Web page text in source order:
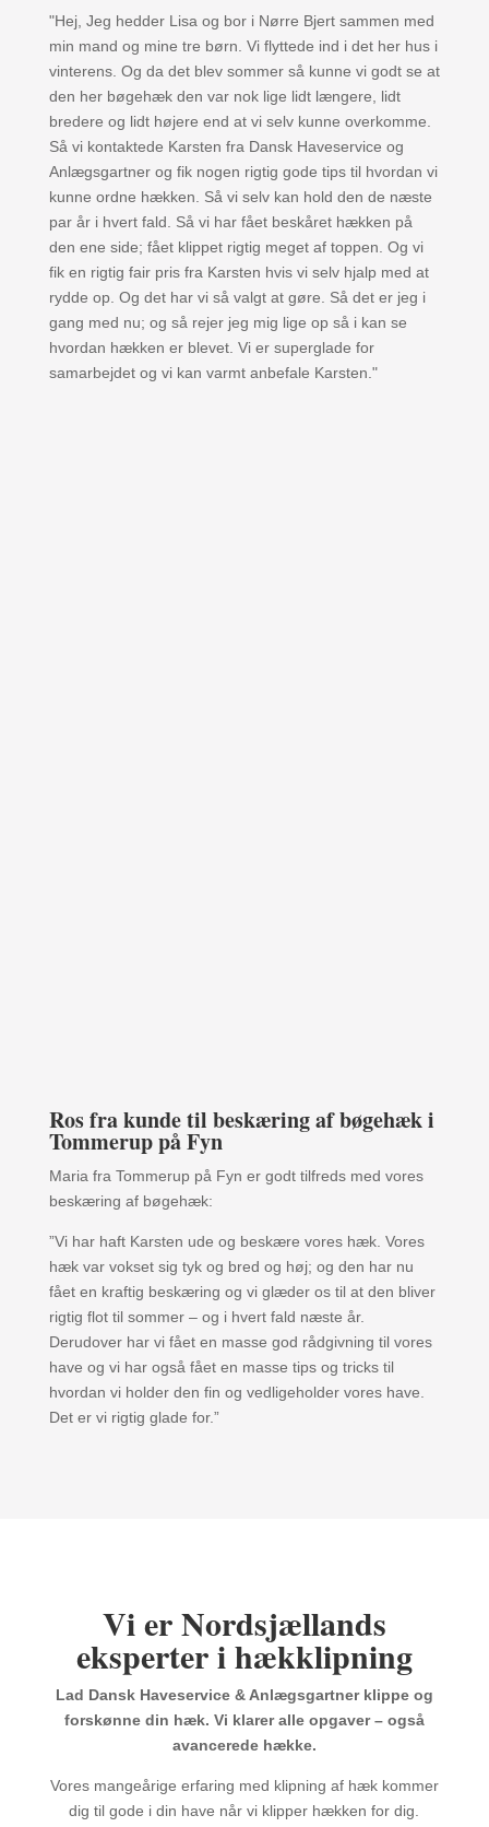
"Hej, Jeg hedder Lisa og bor i Nørre Bjert sammen med
min mand og mine tre børn. Vi flyttede ind i det her hus i
vinterens. Og da det blev sommer så kunne vi godt se at
den her bøgehæk den var nok lige lidt længere, lidt
bredere og lidt højere end at vi selv kunne overkomme.
Så vi kontaktede Karsten fra Dansk Haveservice og
Anlægsgartner og fik nogen rigtig gode tips til hvordan vi
kunne ordne hækken. Så vi selv kan hold den de næste
par år i hvert fald. Så vi har fået beskåret hækken på
den ene side; fået klippet rigtig meget af toppen. Og vi
fik en rigtig fair pris fra Karsten hvis vi selv hjalp med at
rydde op. Og det har vi så valgt at gøre. Så det er jeg i
gang med nu; og så rejer jeg mig lige op så i kan se
hvordan hækken er blevet. Vi er superglade for
samarbejdet og vi kan varmt anbefale Karsten."
Ros fra kunde til beskæring af bøgehæk i
Tommerup på Fyn
Maria fra Tommerup på Fyn er godt tilfreds med vores
beskæring af bøgehæk:
”Vi har haft Karsten ude og beskære vores hæk. Vores
hæk var vokset sig tyk og bred og høj; og den har nu
fået en kraftig beskæring og vi glæder os til at den bliver
rigtig flot til sommer – og i hvert fald næste år.
Derudover har vi fået en masse god rådgivning til vores
have og vi har også fået en masse tips og tricks til
hvordan vi holder den fin og vedligeholder vores have.
Det er vi rigtig glade for.”
Vi er Nordsjællands
eksperter i hækklipning
Lad Dansk Haveservice & Anlægsgartner klippe og
forskønne din hæk. Vi klarer alle opgaver – også
avancerede hække.
Vores mangeårige erfaring med klipning af hæk kommer
dig til gode i din have når vi klipper hækken for dig.